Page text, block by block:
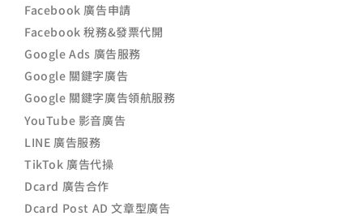
Facebook 廣告申請
Facebook 稅務&發票代開
Google Ads 廣告服務
Google 關鍵字廣告
Google 關鍵字廣告領航服務
YouTube 影音廣告
LINE 廣告服務
TikTok 廣告代操
Dcard 廣告合作
Dcard Post AD 文章型廣告